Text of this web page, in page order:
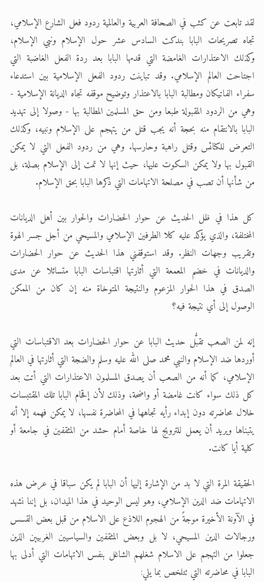
الحجّ.. دلالات، حِكم، وأهداف >> المزيد
اقرأ هذا المقال في أهمية عيد
لقد تابعت عن كثب في الصحافة العربية والعالمية ردود فعل الشارع الإسلامي،
تجاه تصريحات البابا بندكت السادس عشر حول الإسلام ونبي الإسلام،
وكذلك الاعتذارات الغامضة التي قدمها البابا بعد ردة الفعل الغاضبة التي
اجتاحت العالم الإسلامي. وقد تباينت ردود الفعل الإسلامية بين استدعاء
سفراء الفاتيكان ومطالبة البابا بالاعتذار وتوضيح موقفه تجاه الديانة الإسلامية -
وهي من الردود المقبولة طبعا ومن حق المسلمين المطالبة بها - وصولا إلى تهديد
البابا بالانتقام منه بحجة أنه يجب قتل من يتهجم على الإسلام ونبيه، وكذلك
التعرض للكنائس وقتل راهبة وحارسها. وهي من ردود الفعل التي لا يمكن
القبول بها ولا يمكن السكوت عليها، حيث إنها لا تمت إلى الإسلام بصلة، بل
من شأنها أن تصب في مصلحة الاتهامات التي ذكرها البابا بحق الإسلام.
كل هذا في ظل الحديث عن حوار الحضارات والحوار بين أهل الديانات
المختلفة، والذي يؤكد عليه كلا الطرفين الإسلامي والمسيحي من أجل جسر الهوة
وتقريب وجهات النظر. وقد استوقفني هذا الحديث عن حوار الحضارات
والديانات في خضم المعمعة التي أثارتها اقتباسات البابا متسائلا عن مدى
الصدق في هذا الحوار المزعوم والنتيجة المتوخاة منه إن كان من الممكن
الوصول إلى أي نتيجة فيه؟
إنه لمن الصعب تقبُّل حديث البابا عن حوار الحضارات بعد الاقتباسات التي
أوردها ضد الإسلام والنبي محمد صلى الله عليه وسلم والضجة التي أثارتها في العالم
الإسلامي، كما أنه من الصعب أن يصدق المسلمون الاعتذارات التي أتت بعد
كل ذلك سواء كانت غامضة أو واضحة، وذلك لأن إقحام البابا تلك المقتبسات
خلال محاضرته دون إبداء رأيه تجاهها في المحاضرة نفسها، لا يمكن فهمه إلا أنه
يتبناها ويريد أن يعمل للترويج لها خاصة أمام حشد من المثقفين في جامعة أو
كلية أيا كانت.
الحقيقة المرة التي لا بد من الإشارة إليها أن البابا لم يكن سباقا في عرض هذه
الاتهامات ضد الدين الإسلامي، وهو ليس الوحيد في هذا الميدان، بل إننا نشهد
في الآونة الأخيرة موجةً من الهجوم اللاذع على الاسلام من قبل بعض القسس
ورجالات الدين المسيحي، لا بل وبعض المثقفين والسياسيين الغربيين الذين
جعلوا من التهجم على الاسلام شغلهم الشاغل بنفس الاتهامات التي أدلى بها
البابا في محاضرته التي تتلخص بما يلي: